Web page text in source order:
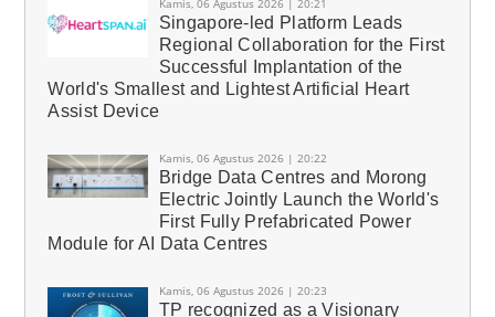
Kamis, 06 Agustus 2026 | 20:21
Singapore-led Platform Leads
Regional Collaboration for the First
Successful Implantation of the
World's Smallest and Lightest Artificial Heart
Assist Device
Kamis, 06 Agustus 2026 | 20:22
Bridge Data Centres and Morong
Electric Jointly Launch the World's
First Fully Prefabricated Power
Module for AI Data Centres
Kamis, 06 Agustus 2026 | 20:23
TP recognized as a Visionary